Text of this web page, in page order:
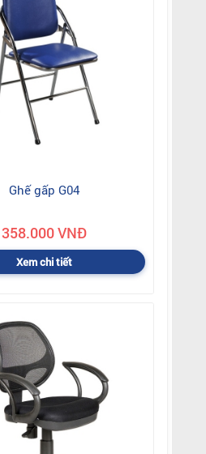
Ghế gấp G04
358.000 VNĐ
Xem chi tiết